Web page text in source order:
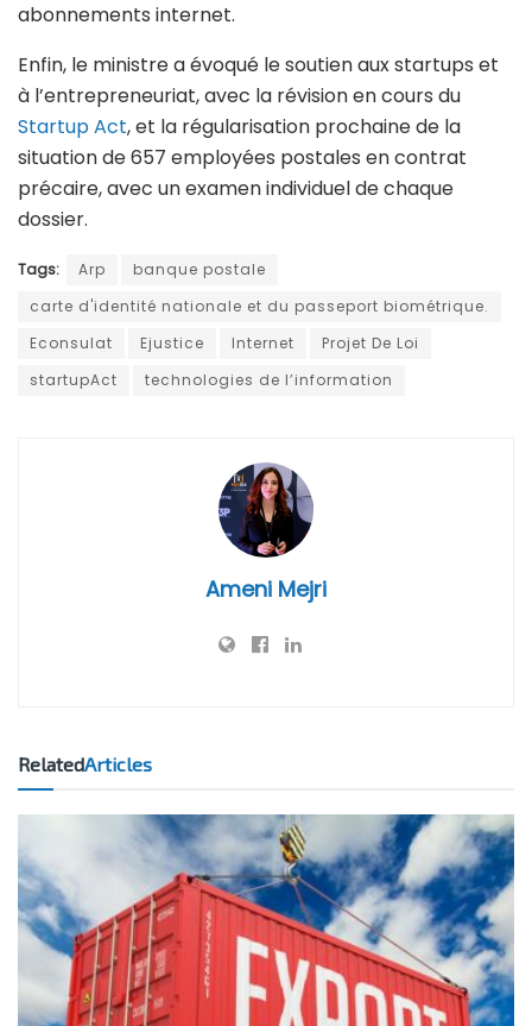
abonnements internet.
Enfin, le ministre a évoqué le soutien aux startups et
à l’entrepreneuriat, avec la révision en cours du
Startup Act, et la régularisation prochaine de la
situation de 657 employées postales en contrat
précaire, avec un examen individuel de chaque
dossier.
Tags: Arp
banque postale
carte d'identité nationale et du passeport biométrique.
Econsulat
Ejustice Internet
Projet De Loi
startupAct
technologies de l’information
Ameni Mejri
RelatedArticles